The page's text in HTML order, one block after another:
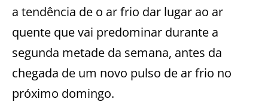
a tendência de o ar frio dar lugar ao ar
quente que vai predominar durante a
segunda metade da semana, antes da
chegada de um novo pulso de ar frio no
próximo domingo.